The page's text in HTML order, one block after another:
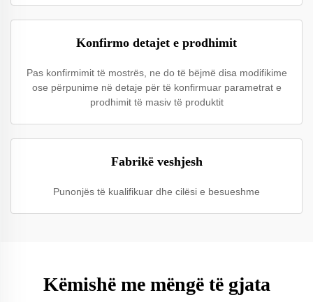
Konfirmo detajet e prodhimit
Pas konfirmimit të mostrës, ne do të bëjmë disa modifikime
ose përpunime në detaje për të konfirmuar parametrat e
prodhimit të masiv të produktit
Fabrikë veshjesh
Punonjës të kualifikuar dhe cilësi e besueshme
Këmishë me mëngë të gjata